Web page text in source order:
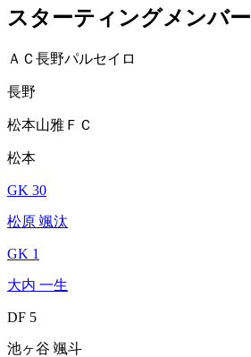
スターティングメンバー
ＡＣ長野パルセイロ
長野
松本山雅ＦＣ
松本
GK 30
松原 颯汰
GK 1
大内 一生
DF 5
池ヶ谷 颯斗